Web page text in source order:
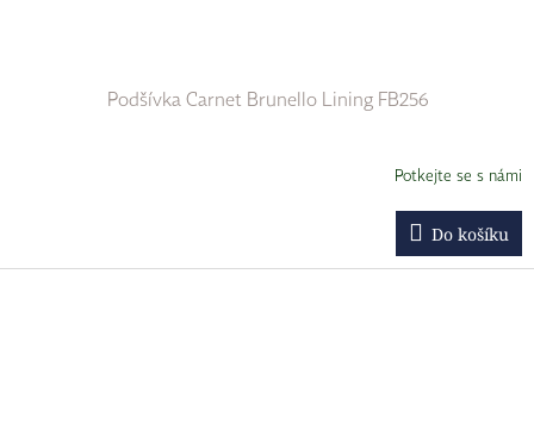
Podšívka Carnet Brunello Lining FB256
Potkejte se s námi
Do košíku